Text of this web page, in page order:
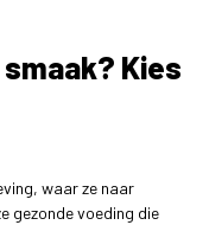
Kies
waar ze naar
gezonde voeding die